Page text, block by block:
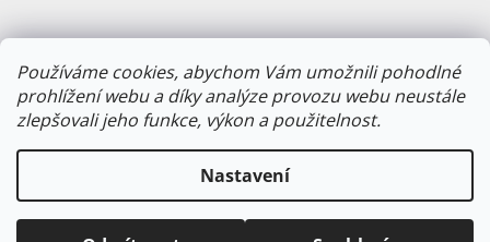
Používáme cookies, abychom Vám umožnili pohodlné
prohlížení webu a díky analýze provozu webu neustále
zlepšovali jeho funkce, výkon a použitelnost.
Nastavení
E-mailová adresa